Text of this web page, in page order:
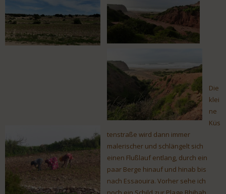
Die
klei
ne
Küs
tenstraße wird dann immer
malerischer und schlängelt sich
einen Flußlauf entlang, durch ein
paar Berge hinauf und hinab bis
nach Essaouira. Vorher sehe ich